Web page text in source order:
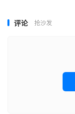
评论 抢沙发